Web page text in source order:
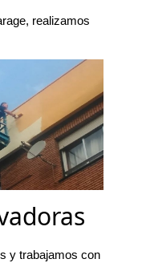
realizamos
y trabajamos con